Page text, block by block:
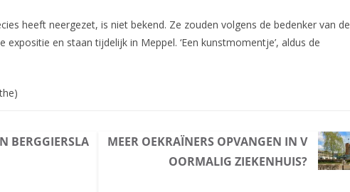
heeft neergezet, is niet bekend. Ze zouden volgens de bedenker van de
en staan tijdelijk in Meppel. ‘Een kunstmomentje’, aldus de
BERGGIERSLA
MEER OEKRAÏNERS OPVANGEN IN V
OORMALIG ZIEKENHUIS?